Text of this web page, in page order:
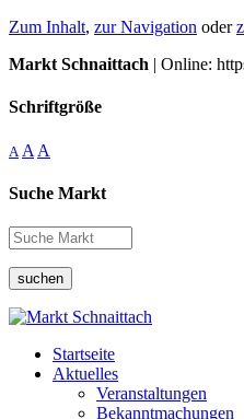
Zum Inhalt, zur Navigation oder
Markt Schnaittach | Online:
Schriftgröße
A A A
Suche Markt
suchen
Startseite
Aktuelles
Veranstaltungen
Bekanntmachungen